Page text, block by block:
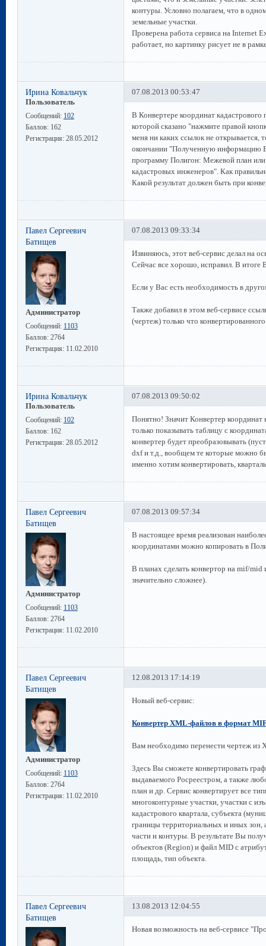
контуры. Условно полагаем, что в
земельные участки.
Проверена работа сервиса на Internet
работает, но картинку рисует не в
Ирина Ковальчук
Пользователь
Сообщений: 102
Баллов: 162
Регистрация: 28.05.2012
07.08.2013 00:53:47
В Конвертере координат кадастрового
которой сказано "нажмите правой
меня ни каких ссылок не открывается,
окончании "Полученную информацию
программу Полигон: Межевой план
кадастровых инженеров". Как
Какой результат должен быть при
Павел Сергеевич
Батищев
Администратор
Сообщений: 1103
Баллов: 2764
Регистрация: 11.02.2010
07.08.2013 09:33:34
Извиняюсь, этот веб-сервис делал на
Сейчас все хорошо, исправил. В итоге
Если у Вас есть необходимость в
Также добавил в этом веб-сервисе
(чертеж) только что
Ирина Ковальчук
Пользователь
Сообщений: 102
Баллов: 162
Регистрация: 28.05.2012
07.08.2013 09:50:02
Понятно! Значит Конвертер координат
только показывать таблицу с
конвертер будет преобразовывать
dxf и т.д., вообщем те которые можно
именно хотим конвертировать,
Павел Сергеевич
Батищев
Администратор
Сообщений: 1103
Баллов: 2764
Регистрация: 11.02.2010
07.08.2013 09:57:34
В настоящее время реализован
координатами можно копировать в
В планах сделать конвертор на mif/
значительно сложнее).
Павел Сергеевич
Батищев
Администратор
Сообщений: 1103
Баллов: 2764
Регистрация: 11.02.2010
12.08.2013 17:14:19
Новый веб-сервис:
Конвертер XML-файлов в формат
Вам необходимо перенести чертеж из
Здесь Вы сможете конвертировать
выдаваемого Росреестром, а также
план и др. Сервис конвертирует все
многоконтурные участки, участки с
кадастрового квартала, субъекта
границы территориальных и иных зон,
части и контуры. В результате Вы
объектов (Region) и файл MID с
площадь, тип объекта.
Павел Сергеевич
Батищев
13.08.2013 12:04:55
Новая возможность на веб-сервисе